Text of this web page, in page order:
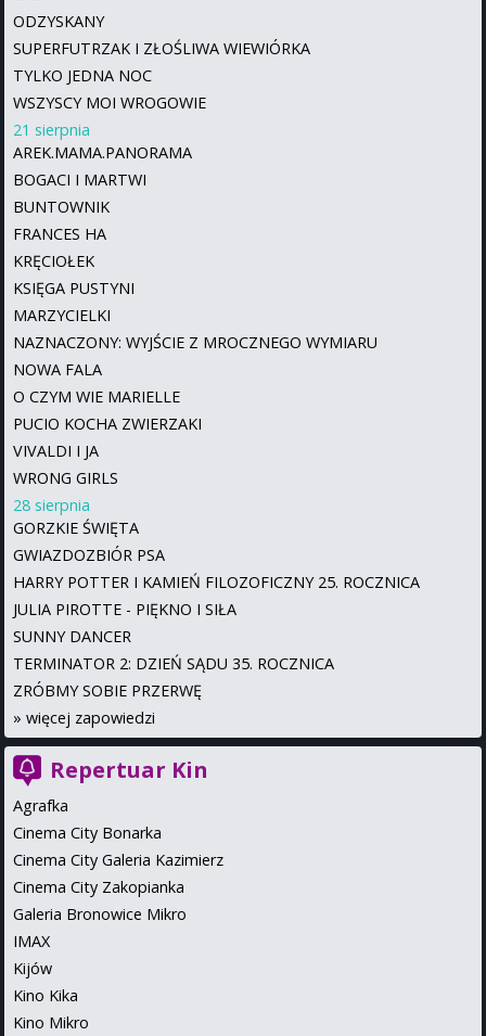
ODZYSKANY
SUPERFUTRZAK I ZŁOŚLIWA WIEWIÓRKA
TYLKO JEDNA NOC
WSZYSCY MOI WROGOWIE
21 sierpnia
AREK.MAMA.PANORAMA
BOGACI I MARTWI
BUNTOWNIK
FRANCES HA
KRĘCIOŁEK
KSIĘGA PUSTYNI
MARZYCIELKI
NAZNACZONY: WYJŚCIE Z MROCZNEGO WYMIARU
NOWA FALA
O CZYM WIE MARIELLE
PUCIO KOCHA ZWIERZAKI
VIVALDI I JA
WRONG GIRLS
28 sierpnia
GORZKIE ŚWIĘTA
GWIAZDOZBIÓR PSA
HARRY POTTER I KAMIEŃ FILOZOFICZNY 25. ROCZNICA
JULIA PIROTTE - PIĘKNO I SIŁA
SUNNY DANCER
TERMINATOR 2: DZIEŃ SĄDU 35. ROCZNICA
ZRÓBMY SOBIE PRZERWĘ
» więcej zapowiedzi
Repertuar Kin
Agrafka
Cinema City Bonarka
Cinema City Galeria Kazimierz
Cinema City Zakopianka
Galeria Bronowice Mikro
IMAX
Kijów
Kino Kika
Kino Mikro